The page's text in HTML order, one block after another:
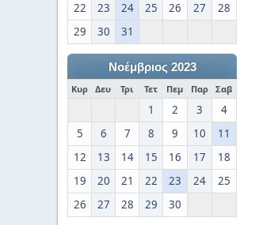
22
23 24 25 26 27
28
29
30 31
Νοέμβριος 2023
Κυρ Δευ Τρι Τετ Πεμ Παρ Σαβ
1 2 3
4
5
6 7 8 9 10
11
12
13 14 15 16 17
18
19
20 21 22 23 24
25
26
27 28 29 30